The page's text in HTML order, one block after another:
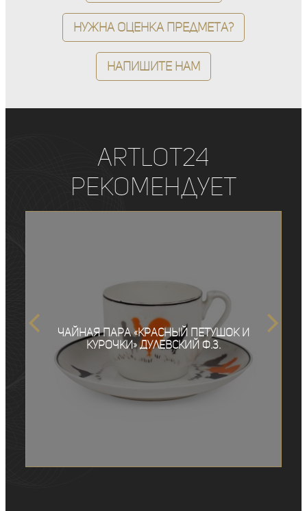
Нужна оценка предмета?
Напишите нам
ArtLot24
рекомендует
Чайная пара «Красный петушок и
курочки» Дулевский Ф.З.